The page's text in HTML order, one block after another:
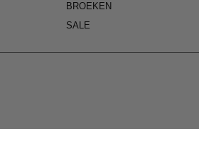
BROEKEN
SALE